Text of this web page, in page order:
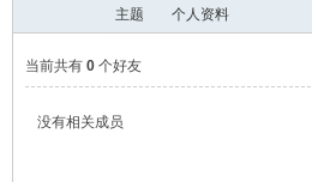
主题 个人资料
当前共有 0 个好友
没有相关成员